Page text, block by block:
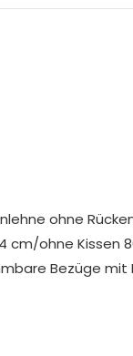
ohne
cm/ohne Kissen
Bezüge mit